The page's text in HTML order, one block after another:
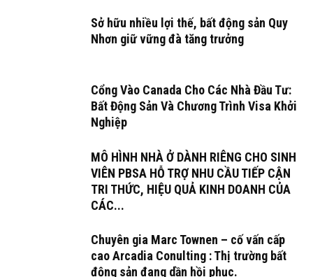
Sở hữu nhiều lợi thế, bất động sản Quy
Nhơn giữ vững đà tăng trưởng
Cổng Vào Canada Cho Các Nhà Đầu Tư:
Bất Động Sản Và Chương Trình Visa Khởi
Nghiệp
MÔ HÌNH NHÀ Ở DÀNH RIÊNG CHO SINH
VIÊN PBSA HỖ TRỢ NHU CẦU TIẾP CẬN
TRI THỨC, HIỆU QUẢ KINH DOANH CỦA
CÁC...
Chuyên gia Marc Townen – cố vấn cấp
cao Arcadia Conulting : Thị trường bất
động sản đang dần hồi phục.